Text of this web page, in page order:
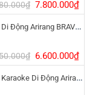
8.800.000₫.
₫ Giá
gốc
là:
7.800.000₫Giá
hiện
tại
Arirang BRAVO 8 800W Có Micro
₫ Giá
gốc
là:
6.600.000₫Giá
hiện
tại
Di Động Arirang EDGE-X Model I